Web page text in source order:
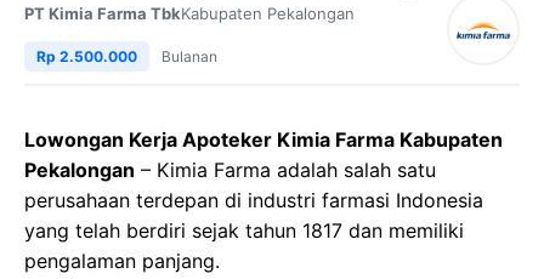
PT Kimia Farma TbkKabupaten Pekalongan
Rp 2.500.000 Bulanan
Lowongan Kerja Apoteker Kimia Farma Kabupaten
Pekalongan – Kimia Farma adalah salah satu
perusahaan terdepan di industri farmasi Indonesia
yang telah berdiri sejak tahun 1817 dan memiliki
pengalaman panjang.